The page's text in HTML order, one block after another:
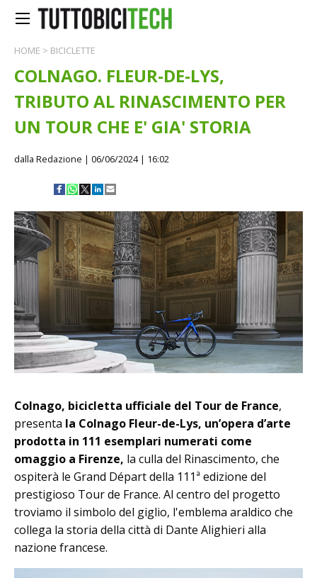
HOME > BICICLETTE
COLNAGO. FLEUR-DE-LYS,
TRIBUTO AL RINASCIMENTO PER
UN TOUR CHE E' GIA' STORIA
dalla Redazione | 06/06/2024 | 16:02
Colnago, bicicletta ufficiale del Tour de France,
presenta la Colnago Fleur-de-Lys, un’opera d’arte
prodotta in 111 esemplari numerati come
omaggio a Firenze, la culla del Rinascimento, che
ospiterà le Grand Départ della 111ª edizione del
prestigioso Tour de France. Al centro del progetto
troviamo il simbolo del giglio, l'emblema araldico che
collega la storia della città di Dante Alighieri alla
nazione francese.